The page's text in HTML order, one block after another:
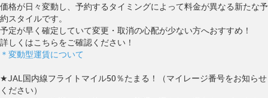
価格が日々変動し、予約するタイミングによって料金が異なる新たな予
約スタイルです。
予定が早く確定していて変更・取消の心配が少ない方へおすすめ！
詳しくはこちらをご確認ください！
＊変動型運賃について
★JAL国内線フライトマイル50％たまる！（マイレージ番号をお知らせ
ください）